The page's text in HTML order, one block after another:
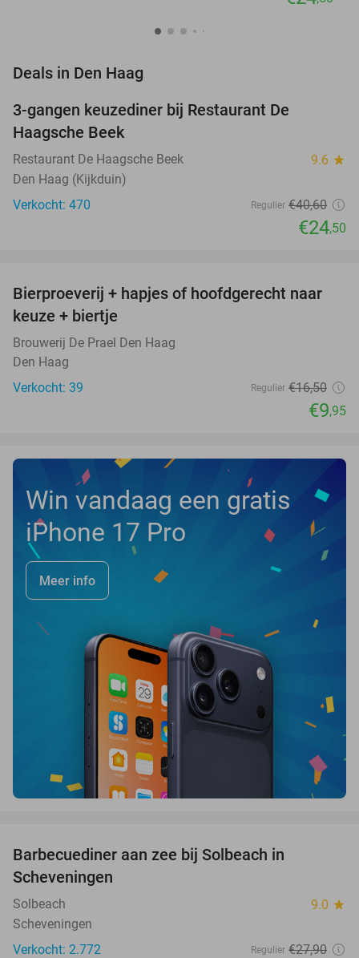
Deals in Den Haag
3-gangen keuzediner bij Restaurant De
Haagsche Beek
Restaurant De Haagsche Beek 9.6 star
Den Haag (Kijkduin)
Verkocht: 470
Regulier €40,60
€24,50
40%
NEW
TODAY
Bierproeverij + hapjes of hoofdgerecht naar
keuze + biertje
Brouwerij De Prael Den Haag
Den Haag
Verkocht: 39
Regulier €16,50
€9,95
Win vandaag een gratis
iPhone 17 Pro
Meer info
Barbecuediner aan zee bij Solbeach in
Scheveningen
Solbeach 9.0 star
Scheveningen
Verkocht: 2.772
Regulier €27,90